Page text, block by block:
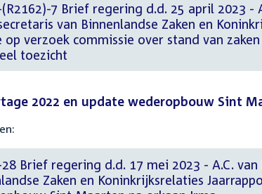
7 Brief regering d.d. 25 april 2023 -
van Binnenlandse Zaken en
op verzoek commissie over stand van
toezicht
2022 en update wederopbouw Sint
Brief regering d.d. 17 mei 2023 - A.C.
Zaken en Koninkrijksrelaties